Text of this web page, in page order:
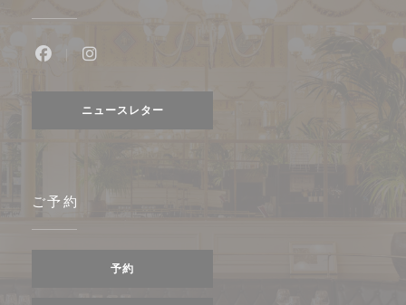
ニュースレター
ご予約
予約